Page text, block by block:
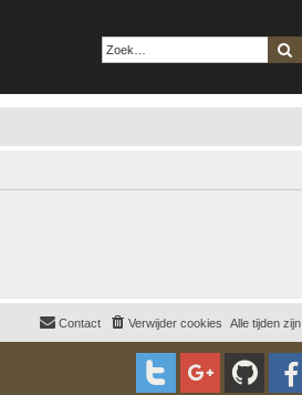
Alle tijden zijn
Verwijder cookies
Contact